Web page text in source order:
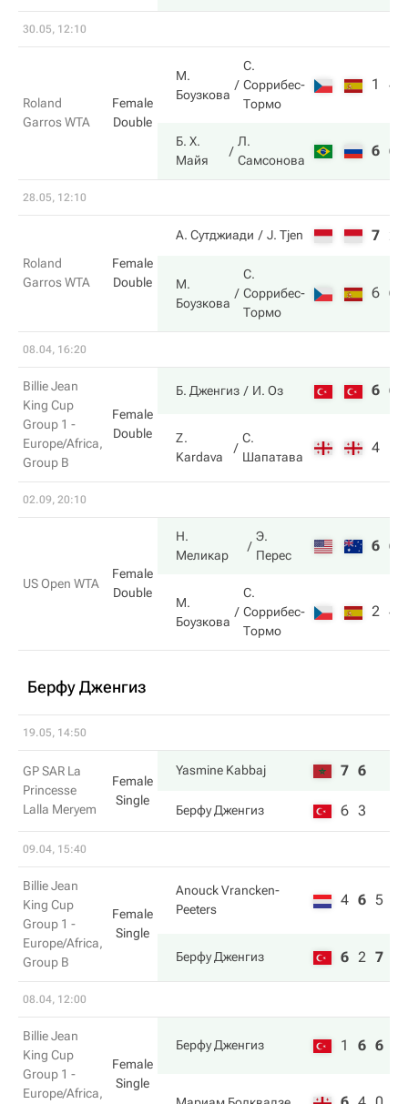
30.05, 12:10
Roland
Garros WTA
Female
Double
М.
Боузкова
С.
Соррибес-
Тормо
1 4
Б. Х.
Майя
Л.
Самсонова
6 6
28.05, 12:10
Roland
Garros WTA
Female
Double
А. Сутджиади J. Tjen 7 2
М.
Боузкова
С.
Соррибес-
Тормо
6 6
08.04, 16:20
Billie Jean
King Cup
Group 1 -
Europe/Africa,
Group B
Female
Double
Б. Дженгиз И. Оз 6 6
Z.
Kardava
С.
Шапатава
4
02.09, 20:10
US Open WTA
Female
Double
Н.
Меликар
Э.
Перес
6 6
М.
Боузкова
С.
Соррибес-
Тормо
2 4
Берфу Дженгиз
19.05, 14:50
GP SAR La
Princesse
Lalla Meryem
Female
Single
Yasmine Kabbaj 7 6
Берфу Дженгиз 6 3
09.04, 15:40
Billie Jean
King Cup
Group 1 -
Europe/Africa,
Group B
Female
Single
Anouck Vrancken-
Peeters
4 6 5
Берфу Дженгиз 6 2 7
08.04, 12:00
Billie Jean
King Cup
Group 1 -
Europe/Africa,
Female
Single
Берфу Дженгиз 1 6 6